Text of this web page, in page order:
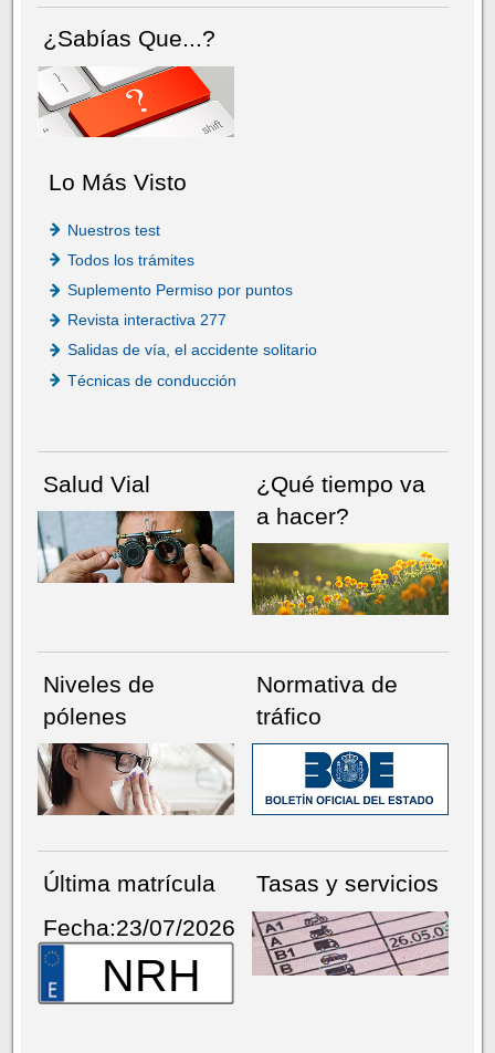
¿Sabías Que...?
Lo Más Visto
Nuestros test
Todos los trámites
Suplemento Permiso por puntos
Revista interactiva 277
Salidas de vía, el accidente solitario
Técnicas de conducción
Salud Vial
¿Qué tiempo va
a hacer?
Niveles de
pólenes
Normativa de
tráfico
Última matrícula
Fecha:23/07/2026
NRH
Tasas y servicios